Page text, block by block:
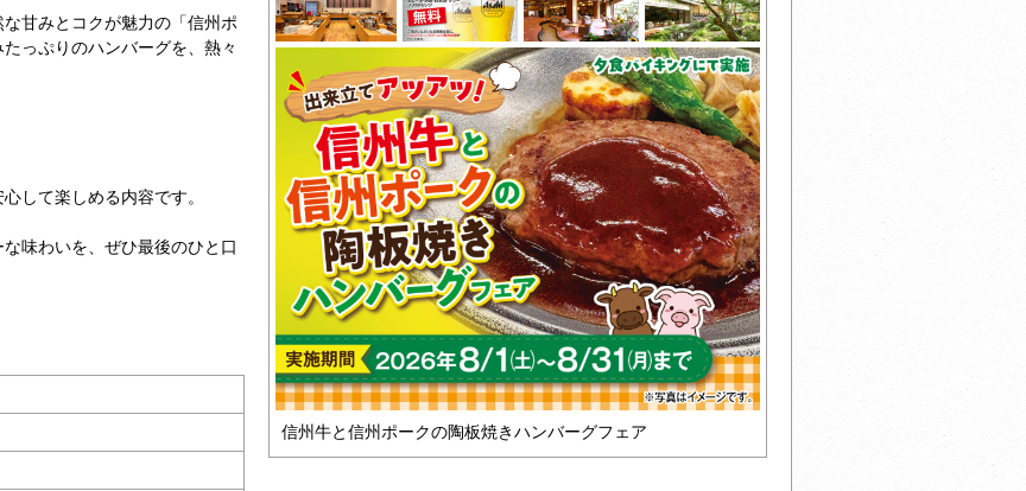
甘みとコクが魅力の「信州ポ
っぷりのハンバーグを、熱々
して楽しめる内容です。
味わいを、ぜひ最後のひと口
信州牛と信州ポークの陶板焼きハンバーグフェア